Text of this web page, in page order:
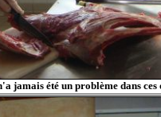
jamais été un problème dans ces